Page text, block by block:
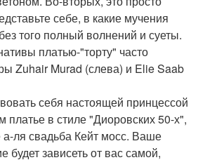
себе, в какие мучения
того полный волнений и суеты.
платью-"торту" часто
Zuhair Murad (слева) и Elie Saab
себя настоящей принцессой
платье в стиле "Диоровских 50-х",
ля свадьба Кейт мосс. Ваше
будет зависеть от вас самой,